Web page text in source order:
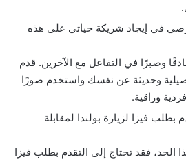
في إيجاد شريكة حياتي على هذه
وصبرًا في التفاعل مع الآخرين. قدم
وحديثة عن نفسك واستخدم صورًا
وراقية.
فيزا لزيارة بولندا لمقابلة
الحد، فقد تحتاج إلى التقدم بطلب فيزا